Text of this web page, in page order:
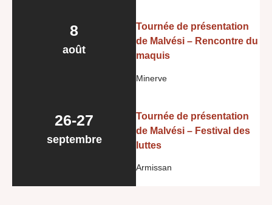
8
août
Tournée de présentation
de Malvési – Rencontre du
maquis
Minerve
26-27
septembre
Tournée de présentation
de Malvési – Festival des
luttes
Armissan